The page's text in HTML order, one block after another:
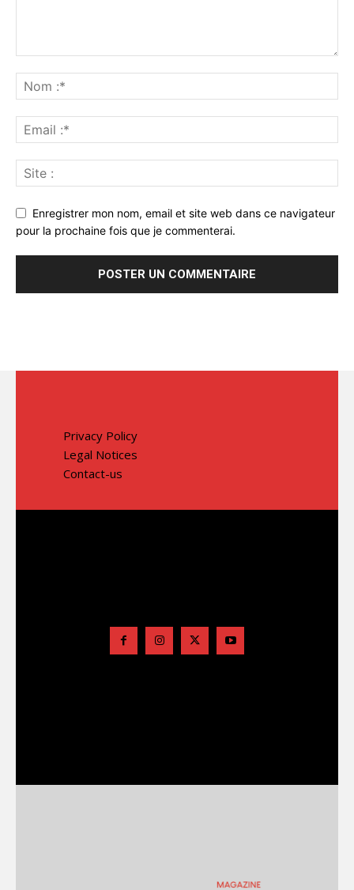
Enregistrer mon nom, email et site web dans ce navigateur
pour la prochaine fois que je commenterai.
Privacy Policy
Legal Notices
Contact-us